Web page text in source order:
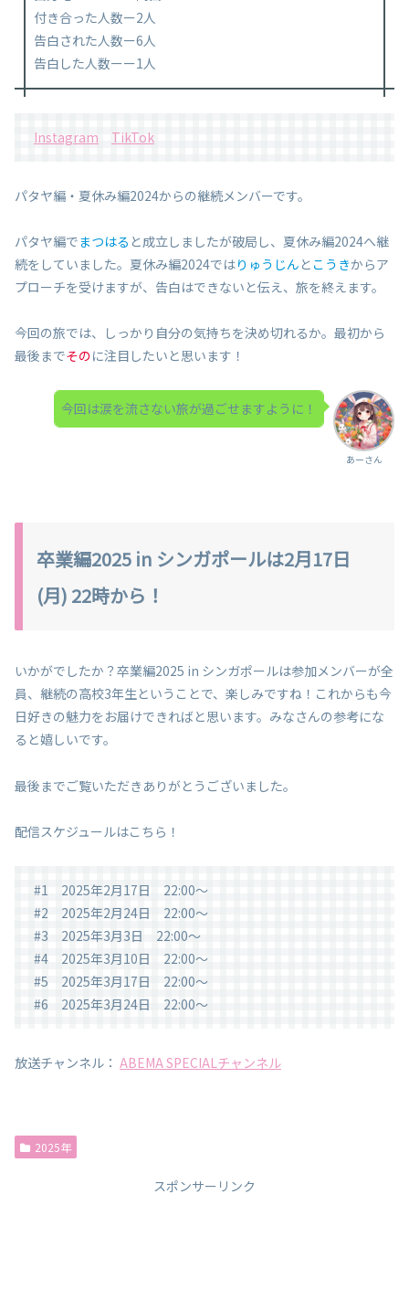
付き合った人数ー2人
告白された人数ー6人
告白した人数ーー1人
Instagram TikTok
パタヤ編・夏休み編2024からの継続メンバーです。
パタヤ編でまつはる と成立しましたが破局し、夏休み編2024へ継
続をしていました。夏休み編2024ではりゅうじん と こうきからア
プローチを受けますが、告白はできないと伝え、旅を終えます。
今回の旅では、しっかり自分の気持ちを決め切れるか。最初から
最後までそのに注目したいと思います！
あーさん
今回は涙を流さない旅が過ごせますように！
卒業編2025 in シンガポールは2月17日
(月) 22時から！
いかがでしたか？卒業編2025 in シンガポールは参加メンバーが全
員、継続の高校3年生ということで、楽しみですね！これからも今
日好きの魅力をお届けできればと思います。みなさんの参考にな
ると嬉しいです。
最後までご覧いただきありがとうございました。
配信スケジュールはこちら！
#1 2025年2月17日 22:00～
#2 2025年2月24日 22:00～
#3 2025年3月3日 22:00～
#4 2025年3月10日 22:00～
#5 2025年3月17日 22:00～
#6 2025年3月24日 22:00～
放送チャンネル： ABEMA SPECIALチャンネル
2025年
スポンサーリンク